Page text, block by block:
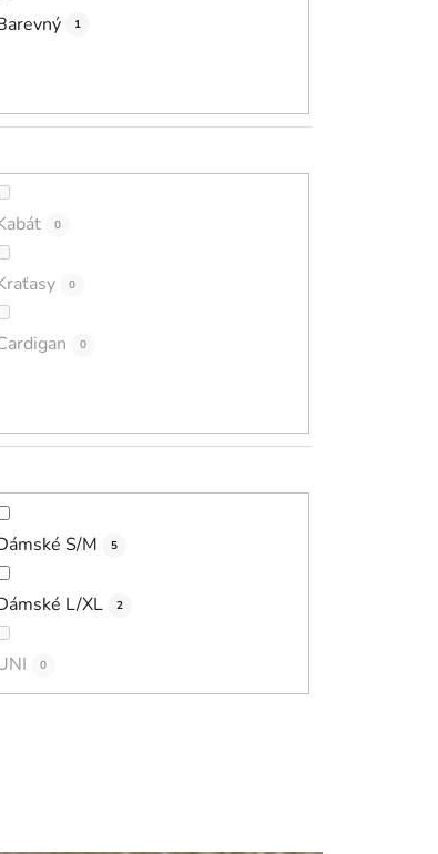
1
0
0
0
S/M 5
L/XL 2
0